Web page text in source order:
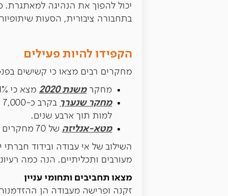
יכול להפוך את הנהיגה למאתגרת.
בתחבורה ציבורית, הסעות
הקפידו להיות פעילים
מחקרים רבים מצאו כי קשישים
מחקרמשנת 2020 מצא כי 31% מהפורשים דיווחו על אובדן זהות לאחר שעזבו את כוח העבודה.
מחקר שנערך
למות תוך ארבע שנים.
מטא-אנליזה של 70 מחקרים מצאה שירידה בתחושת התכלית בחיים חזקה יותר בקבוצות גיל מבוגרות.
השילוב של אי עבודה ובידוד
מעורבים ותכליתיים. הנה כמה
מצאו תחביבים ותחומי עניין
זקנה ופרישה מעבודה הן